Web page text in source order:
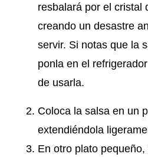
resbalará por el cristal
creando un desastre
servir. Si notas que la
ponla en el
de usarla.
Coloca la salsa en un
extendiéndola
En otro plato